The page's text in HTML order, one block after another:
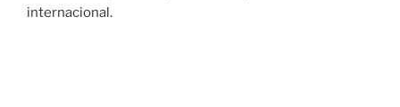
internacional.